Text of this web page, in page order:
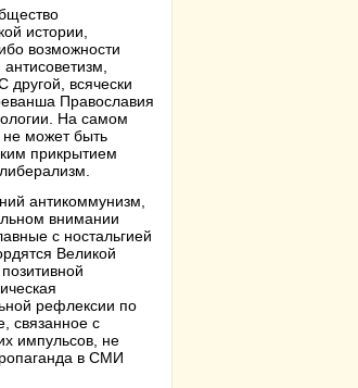
истории,
возможности
другой, всячески
Православия
На самом
не может быть
прикрытием
антикоммунизм,
внимании
с ностальгией
Великой
рефлексии по
связанное с
импульсов, не
в СМИ